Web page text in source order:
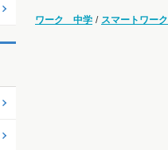
ワーク 中学 / スマートワーク